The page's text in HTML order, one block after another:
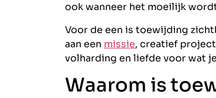
ook wanneer het moeilijk
Voor de een is toewijding
aan een missie, creatief
volharding en liefde voor wat
Waarom is